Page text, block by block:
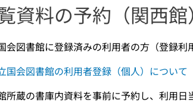
資料の予約（関西館）
会図書館に登録済みの利用者の方（登録利
国会図書館の利用者登録（個人）について
所蔵の書庫内資料を事前に予約し、利用日